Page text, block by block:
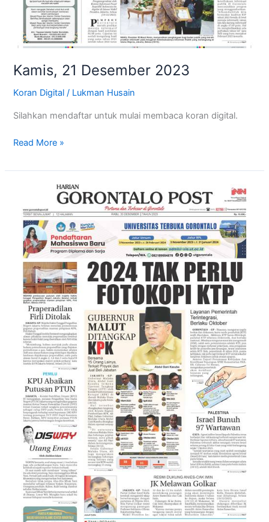
Kamis, 21 Desember 2023
Koran Digital / Lukman Husain
Silahkan mendaftar untuk mulai membaca koran digital.
Read More »
Desember
2023